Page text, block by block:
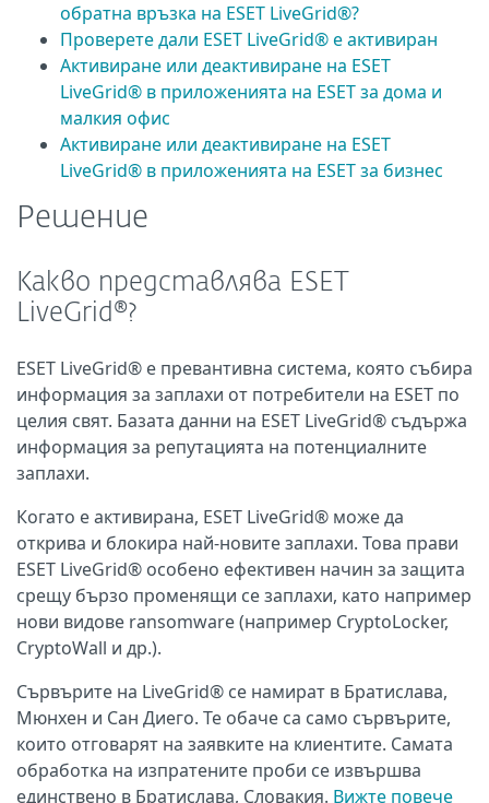
обратна връзка на ESET LiveGrid®?
Проверете дали ESET LiveGrid® е активиран
Активиране или деактивиране на ESET
LiveGrid® в приложенията на ESET за дома и
малкия офис
Активиране или деактивиране на ESET
LiveGrid® в приложенията на ESET за бизнес
Решение
Какво представлява ESET
LiveGrid®?
ESET LiveGrid® е превантивна система, която събира
информация за заплахи от потребители на ESET по
целия свят. Базата данни на ESET LiveGrid® съдържа
информация за репутацията на потенциалните
заплахи.
Когато е активирана, ESET LiveGrid® може да
открива и блокира най-новите заплахи. Това прави
ESET LiveGrid® особено ефективен начин за защита
срещу бързо променящи се заплахи, като например
нови видове ransomware (например CryptoLocker,
CryptoWall и др.).
Сървърите на LiveGrid® се намират в Братислава,
Мюнхен и Сан Диего. Те обаче са само сървърите,
които отговарят на заявките на клиентите. Самата
обработка на изпратените проби се извършва
единствено в Братислава, Словакия. Вижте повече